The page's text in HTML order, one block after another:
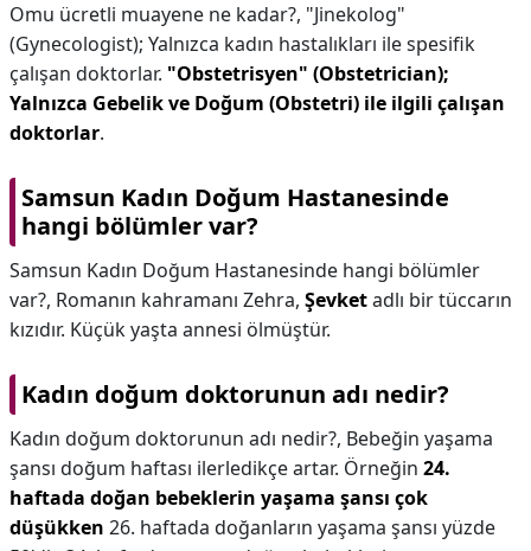
Omu ücretli muayene ne kadar?, "Jinekolog"
(Gynecologist); Yalnızca kadın hastalıkları ile spesifik
çalışan doktorlar. "Obstetrisyen" (Obstetrician);
Yalnızca Gebelik ve Doğum (Obstetri) ile ilgili çalışan
doktorlar.
Samsun Kadın Doğum Hastanesinde
hangi bölümler var?
Samsun Kadın Doğum Hastanesinde hangi bölümler
var?, Romanın kahramanı Zehra, Şevketadlı bir tüccarın
kızıdır. Küçük yaşta annesi ölmüştür.
Kadın doğum doktorunun adı nedir?
Kadın doğum doktorunun adı nedir?, Bebeğin yaşama
şansı doğum haftası ilerledikçe artar. Örneğin 24.
haftada doğan bebeklerin yaşama şansı çok
düşükken 26. haftada doğanların yaşama şansı yüzde